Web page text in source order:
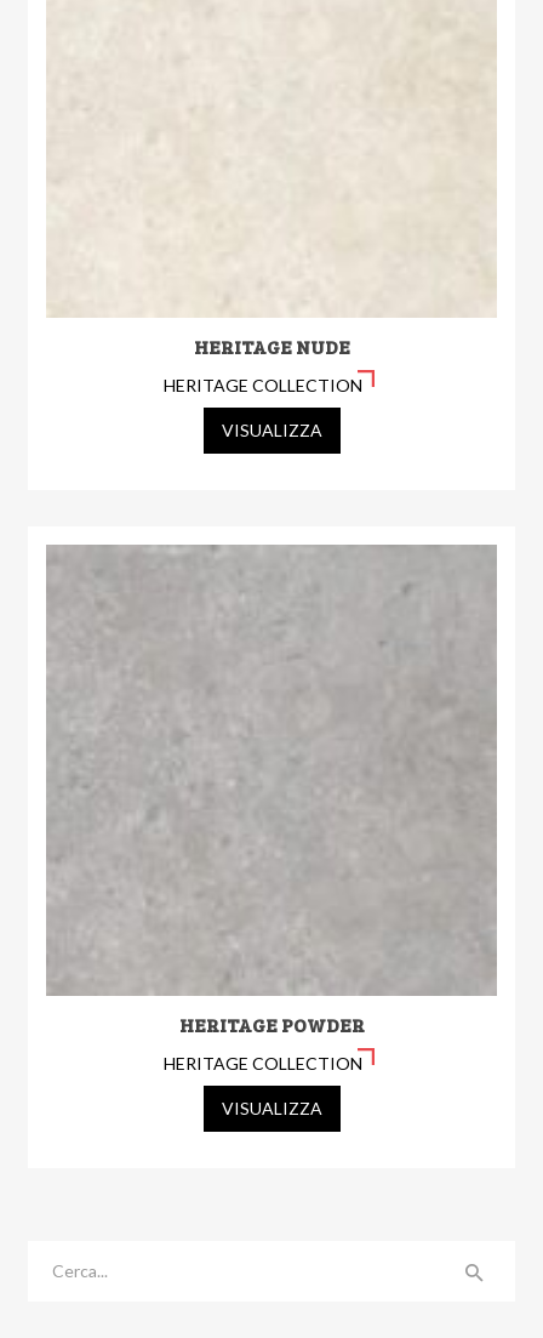
HERITAGE NUDE
HERITAGE COLLECTION
VISUALIZZA
HERITAGE POWDER
HERITAGE COLLECTION
VISUALIZZA